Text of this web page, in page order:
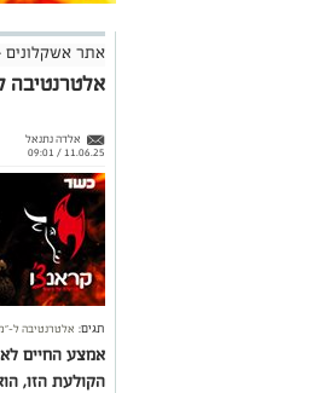
אתר אשקלונים
אלטרנטיבה
אלדה נתנאל
11.06.25 / 09:01
תגים: אלטרנטיבה ל-
אמצע החיים